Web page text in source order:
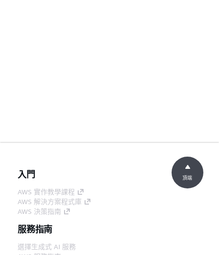
入門
AWS 實作教學課程
AWS 解決方案程式庫
AWS 決策指南
服務指南
選擇生成式 AI 服務
頂端